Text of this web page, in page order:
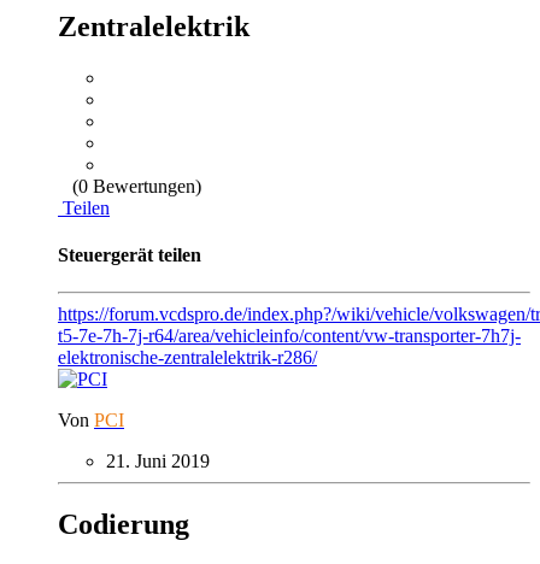
Zentralelektrik
(0 Bewertungen)
Teilen
Steuergerät teilen
https://forum.vcdspro.de/index.php?/wiki/vehicle/volkswagen/
t5-7e-7h-7j-r64/area/vehicleinfo/content/vw-transporter-7h7j-
elektronische-zentralelektrik-r286/
Von PCI
21. Juni 2019
Codierung